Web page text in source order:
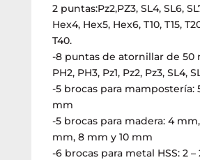
2 puntas:Pz2,PZ3, SL4, SL6,
Hex4, Hex5, Hex6, T10, T15,
T40.
-8 puntas de atornillar de 50
PH2, PH3, Pz1, Pz2, Pz3, SL4,
-5 brocas para mampostería:
mm
-5 brocas para madera: 4
mm, 8 mm y 10 mm
-6 brocas para metal HSS: 2 –